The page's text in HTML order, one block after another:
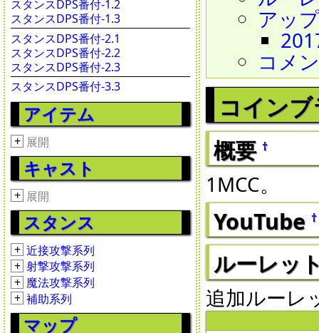
スタンスDPS番付-1.2
スタンスDPS番付-1.3
スタンスDPS番付-2.1
スタンスDPS番付-2.2
スタンスDPS番付-2.3
スタンスDPS番付-3.3
アイテム
+ 展開
キャスト
+ 展開
スタンス
+ 近接攻撃系列
+ 射撃攻撃系列
+ 魔法攻撃系列
+ 補助系列
マップ
アッ
コメ
コイン
概要 †
1MCC。
YouTube †
ルーレッ
追加ルーレ